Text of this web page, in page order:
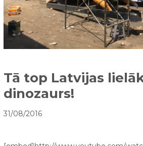
Tā top Latvijas
dinozaurs!
31/08/2016